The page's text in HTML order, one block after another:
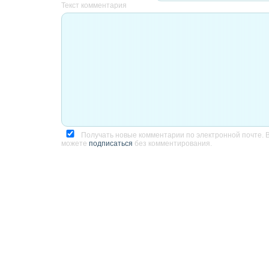
Текст комментария
Получать новые комментарии по электронной почте.
можете подписаться без комментирования.